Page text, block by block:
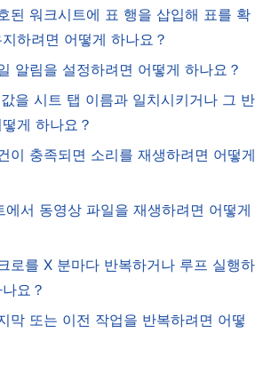
된 워크시트에 표 행을 삽입해 표를 확
하려면 어떻게 하나요？
알림을 설정하려면 어떻게 하나요？
을 시트 탭 이름과 일치시키거나 그 반
게 하나요？
이 충족되면 소리를 재생하려면 어떻게
에서 동영상 파일을 재생하려면 어떻게
로를 X 분마다 반복하거나 루프 실행하
요？
막 또는 이전 작업을 반복하려면 어떻